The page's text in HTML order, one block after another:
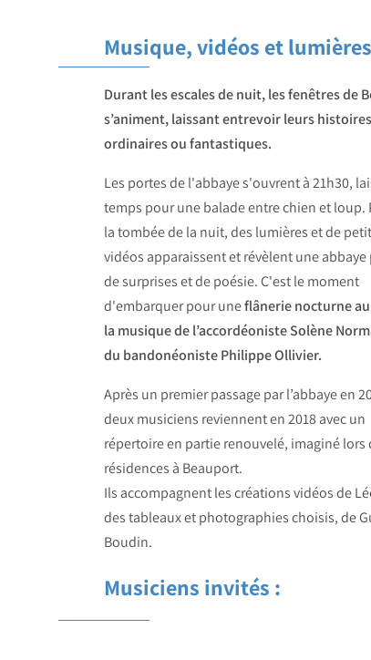
Musique, vidéos et lumières
Durant les escales de nuit, les fenêtres de
s’animent, laissant entrevoir leurs histoires
ordinaires ou fantastiques.
Les portes de l'abbaye s'ouvrent à 21h30,
temps pour une balade entre chien et loup.
la tombée de la nuit, des lumières et de
vidéos apparaissent et révèlent une
de surprises et de poésie. C'est le moment
d'embarquer pour uneflânerie nocturne
la musique de l’accordéoniste Solène
du bandonéoniste Philippe Ollivier.
Après un premier passage par l’abbaye en
deux musiciens reviennent en 2018 avec un
répertoire en partie renouvelé, imaginé lors
résidences à Beauport.
Ils accompagnent les créations vidéos de
des tableaux et photographies choisis, de
Boudin.
Musiciens invités :